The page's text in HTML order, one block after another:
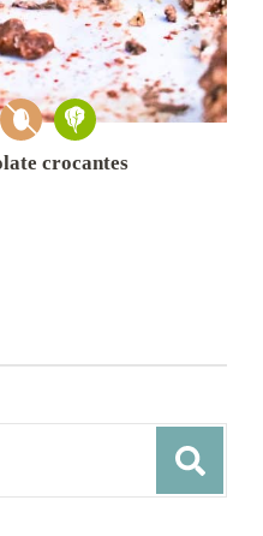
crocantes